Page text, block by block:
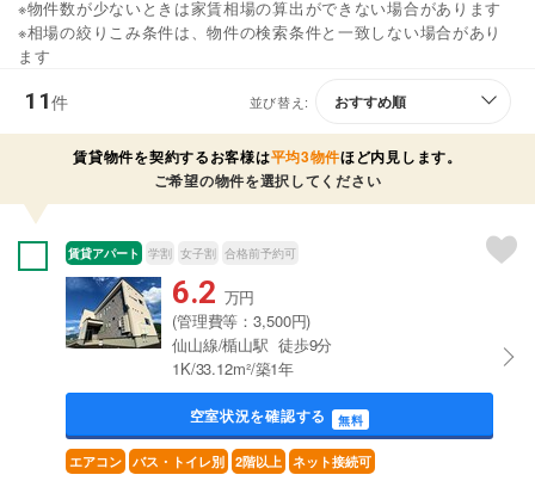
※物件数が少ないときは家賃相場の算出ができない場合があります
※相場の絞りこみ条件は、物件の検索条件と一致しない場合があり
ます
11件 並び替え:
賃貸物件を契約するお客様は平均3物件ほど内見します。
ご希望の物件を選択してください
賃貸アパート 学割 女子割 合格前予約可
6.2 万円
(管理費等：3,500円)
仙山線/楯山駅 徒歩9分
1K/33.12m²/築1年
空室状況を確認する 無料
エアコン バス・トイレ別 2階以上 ネット接続可